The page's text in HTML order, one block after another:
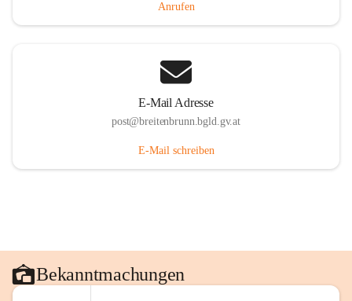
Anrufen
E-Mail Adresse
post@breitenbrunn.bgld.gv.at
E-Mail schreiben
Bekanntmachungen